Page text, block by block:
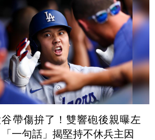
帶傷拚了！雙響砲後親曝左
一句話」揭堅持不休兵主因